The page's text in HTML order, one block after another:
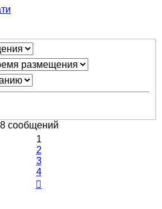
сообщений
1
2
3
4